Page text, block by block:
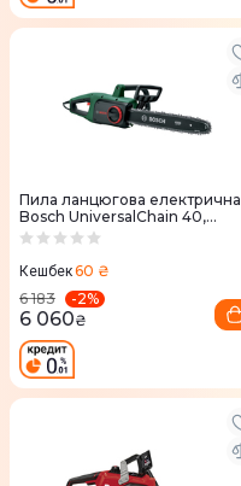
Пила ланцюгова електрична
Bosch UniversalChain 40,
1800Вт, 40см, 220, 4,3кг
Кешбек60 ₴
6 183
-2%
6 060₴